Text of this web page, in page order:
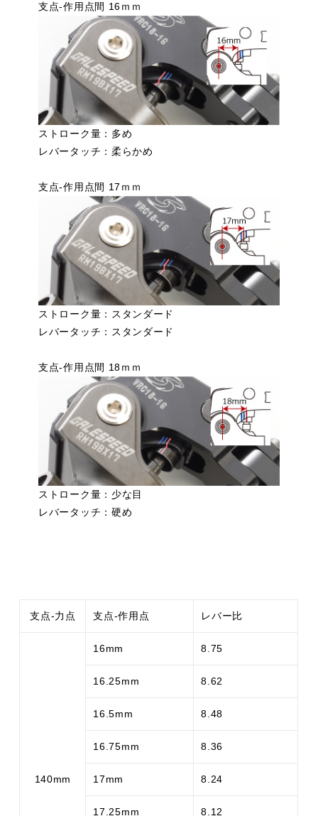
支点-作用点間 16ｍｍ
ストローク量：多め
レバータッチ：柔らかめ
支点-作用点間 17ｍｍ
ストローク量：スタンダード
レバータッチ：スタンダード
支点-作用点間 18ｍｍ
ストローク量：少な目
レバータッチ：硬め
支点-力点 支点-作用点 レバー比
140mm
16mm 8.75
16.25mm 8.62
16.5mm 8.48
16.75mm 8.36
17mm 8.24
17.25mm 8.12